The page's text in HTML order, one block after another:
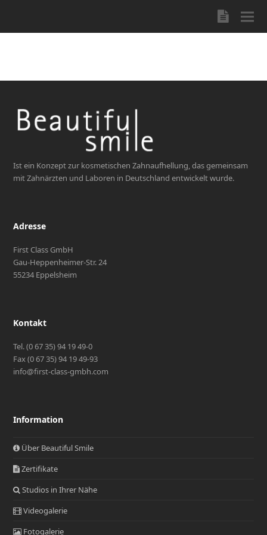
Blog
Ist ein Konzept zur kosmetischen Zahnaufhellung, das gemeinsam
mit Zahnärzten und Laboren in Deutschland entwickelt wurde.
Adresse
First Class GmbH
Gau-Heppenheimer-Str. 24
55234 Eppelsheim
Kontakt
Tel. (0 67 35) 94 19 49-0
Fax (0 67 35) 94 19 49-93
info@first-class-gmbh.com
Information
Über Beautiful Smile
Zertifikate
Studios in Ihrer Nähe
Videogalerie
Fotogalerie